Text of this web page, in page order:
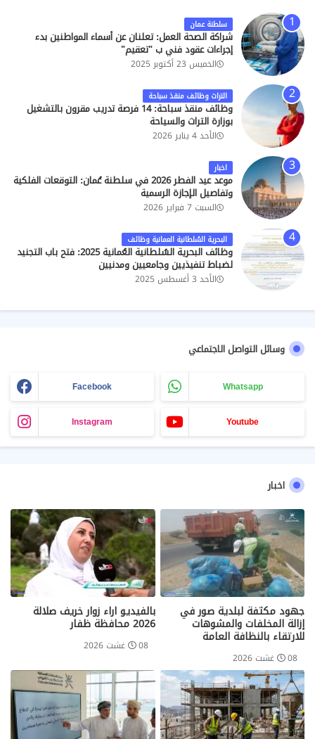
سلطنة عمان
شراكة الصحة العمل: تعلنان عن أسماء المواطنين بدء
إجراءات عقود فني ب "تعقيم"
الخميس 23 أكتوبر 2025
التراث وظائف منقذ سباحة
وظائف منقذ سباحة: 14 فرصة تدريب مقرون بالتشغيل
بوزارة التراث والسياحة
الأحد 4 يناير 2026
اخبار
موعد عيد الفطر 2026 في سلطنة عُمان: التوقعات الفلكية
وتفاصيل الإجازة الرسمية
السبت 7 فبراير 2026
البحرية السُلطانية العمانية وظائف
وظائف البحرية السُلطانية العُمانية 2025: فتح باب التجنيد
لضباط تنفيذيين وجامعيين ومدنيين
الأحد 3 أغسطس 2025
وسائل التواصل الاجتماعي
Facebook Whatsapp
Instagram Youtube
اخبار
جهود مكثفة لبلدية صور في
إزالة المخلفات والمشوهات
للارتقاء بالنظافة العامة
08 غشت 2026
بالفيديو اراء زوار خريف صلالة
2026 محافظة ظفار
08 غشت 2026